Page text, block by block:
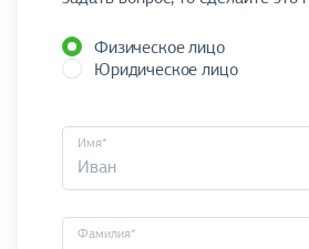
Физическое лицо
Юридическое лицо
Имя*
Фамилия*